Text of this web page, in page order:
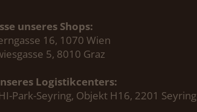
unseres Shops:
16, 1070 Wien
5, 8010 Graz
Logistikcenters:
Park-Seyring, Objekt H16, 2201 Seyring